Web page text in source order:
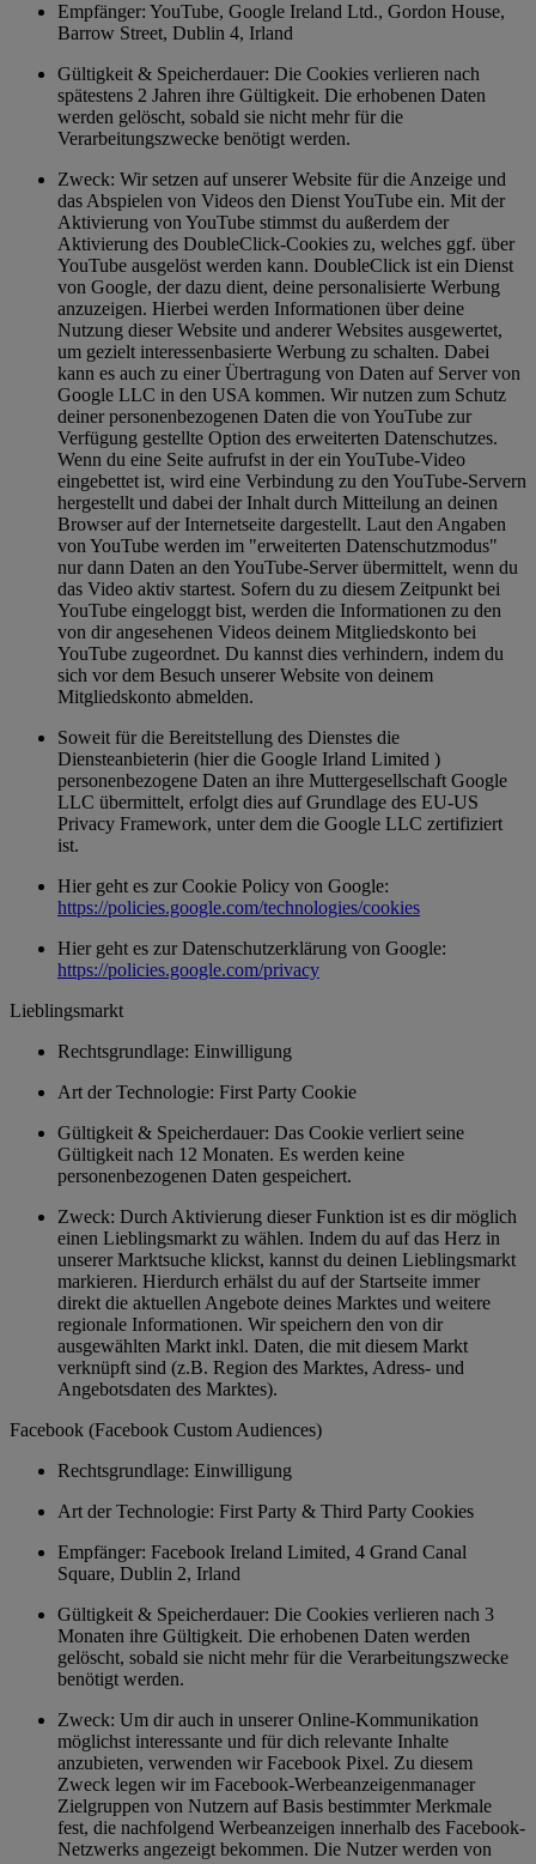
Empfänger: YouTube, Google Ireland Ltd., Gordon House,
Barrow Street, Dublin 4, Irland
Gültigkeit & Speicherdauer: Die Cookies verlieren nach
spätestens 2 Jahren ihre Gültigkeit. Die erhobenen Daten
werden gelöscht, sobald sie nicht mehr für die
Verarbeitungszwecke benötigt werden.
Zweck: Wir setzen auf unserer Website für die Anzeige und
das Abspielen von Videos den Dienst YouTube ein. Mit der
Aktivierung von YouTube stimmst du außerdem der
Aktivierung des DoubleClick-Cookies zu, welches ggf. über
YouTube ausgelöst werden kann. DoubleClick ist ein Dienst
von Google, der dazu dient, deine personalisierte Werbung
anzuzeigen. Hierbei werden Informationen über deine
Nutzung dieser Website und anderer Websites ausgewertet,
um gezielt interessenbasierte Werbung zu schalten. Dabei
kann es auch zu einer Übertragung von Daten auf Server von
Google LLC in den USA kommen. Wir nutzen zum Schutz
deiner personenbezogenen Daten die von YouTube zur
Verfügung gestellte Option des erweiterten Datenschutzes.
Wenn du eine Seite aufrufst in der ein YouTube-Video
eingebettet ist, wird eine Verbindung zu den YouTube-Servern
hergestellt und dabei der Inhalt durch Mitteilung an deinen
Browser auf der Internetseite dargestellt. Laut den Angaben
von YouTube werden im "erweiterten Datenschutzmodus"
nur dann Daten an den YouTube-Server übermittelt, wenn du
das Video aktiv startest. Sofern du zu diesem Zeitpunkt bei
YouTube eingeloggt bist, werden die Informationen zu den
von dir angesehenen Videos deinem Mitgliedskonto bei
YouTube zugeordnet. Du kannst dies verhindern, indem du
sich vor dem Besuch unserer Website von deinem
Mitgliedskonto abmelden.
Soweit für die Bereitstellung des Dienstes die
Diensteanbieterin (hier die Google Irland Limited )
personenbezogene Daten an ihre Muttergesellschaft Google
LLC übermittelt, erfolgt dies auf Grundlage des EU-US
Privacy Framework, unter dem die Google LLC zertifiziert
ist.
Hier geht es zur Cookie Policy von Google:
https://policies.google.com/technologies/cookies
Hier geht es zur Datenschutzerklärung von Google:
https://policies.google.com/privacy
Lieblingsmarkt
Rechtsgrundlage: Einwilligung
Art der Technologie: First Party Cookie
Gültigkeit & Speicherdauer: Das Cookie verliert seine
Gültigkeit nach 12 Monaten. Es werden keine
personenbezogenen Daten gespeichert.
Zweck: Durch Aktivierung dieser Funktion ist es dir möglich
einen Lieblingsmarkt zu wählen. Indem du auf das Herz in
unserer Marktsuche klickst, kannst du deinen Lieblingsmarkt
markieren. Hierdurch erhälst du auf der Startseite immer
direkt die aktuellen Angebote deines Marktes und weitere
regionale Informationen. Wir speichern den von dir
ausgewählten Markt inkl. Daten, die mit diesem Markt
verknüpft sind (z.B. Region des Marktes, Adress- und
Angebotsdaten des Marktes).
Facebook (Facebook Custom Audiences)
Rechtsgrundlage: Einwilligung
Art der Technologie: First Party & Third Party Cookies
Empfänger: Facebook Ireland Limited, 4 Grand Canal
Square, Dublin 2, Irland
Gültigkeit & Speicherdauer: Die Cookies verlieren nach 3
Monaten ihre Gültigkeit. Die erhobenen Daten werden
gelöscht, sobald sie nicht mehr für die Verarbeitungszwecke
benötigt werden.
Zweck: Um dir auch in unserer Online-Kommunikation
möglichst interessante und für dich relevante Inhalte
anzubieten, verwenden wir Facebook Pixel. Zu diesem
Zweck legen wir im Facebook-Werbeanzeigenmanager
Zielgruppen von Nutzern auf Basis bestimmter Merkmale
fest, die nachfolgend Werbeanzeigen innerhalb des Facebook-
Netzwerks angezeigt bekommen. Die Nutzer werden von